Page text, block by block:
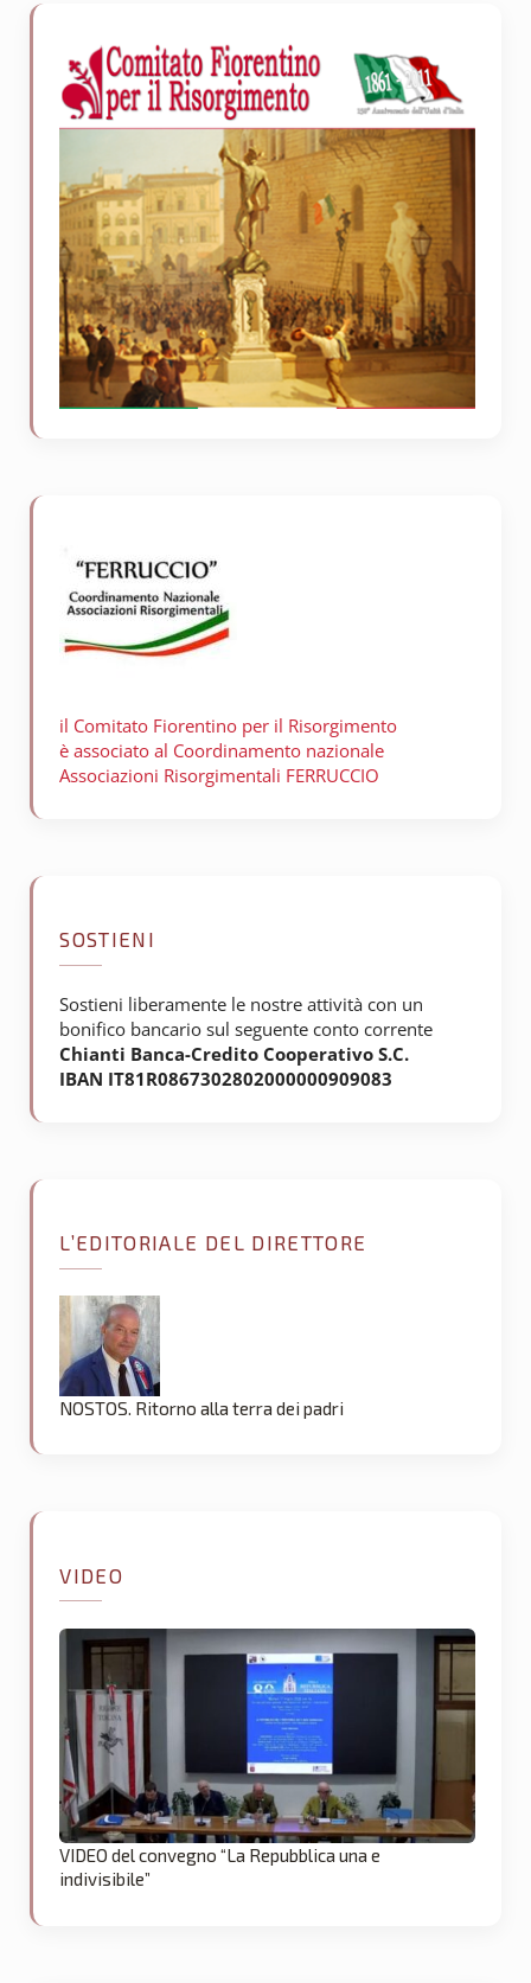
Sidebar
il Comitato Fiorentino per il Risorgimento
è associato al Coordinamento nazionale
Associazioni Risorgimentali FERRUCCIO
SOSTIENI
Sostieni liberamente le nostre attività con un
bonifico bancario sul seguente conto corrente
Chianti Banca-Credito Cooperativo S.C.
IBAN IT81R0867302802000000909083
L’EDITORIALE DEL DIRETTORE
NOSTOS. Ritorno alla terra dei padri
VIDEO
VIDEO del convegno “La Repubblica una e
indivisibile”